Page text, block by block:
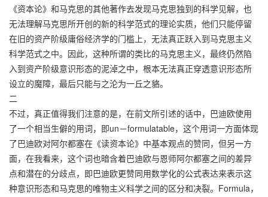
《资本论》和马克思的其他著作去发现马克思独到的科学见解，也
无法理解马克思所开创的新的科学范式的理论实质，他们只能停留
在旧的资产阶级庸俗经济学的门槛上，无法真正跃入到马克思主义
科学范式之中。因此，这种所谓的类比的马克思主义，最终仍然陷
入到资产阶级意识形态的泥淖之中，根本无法真正穿透意识形态所
设立的魔障，最后只能与之沦为一丘之貉。
二
不过，真正值得我们注意的是，在前文所引述的话中，巴迪欧使用
了一个相当生僻的用词，即un－formulatable，这个用词一方面体现
了巴迪欧对阿尔都塞在《读资本论》中基本观点的赞同，但另一方
面，在我看来，这个词也暗含着巴迪欧与恩师阿尔都塞之间的差异
点和潜在的分歧点，即巴迪欧更赞同用数学化的公式表达来表示这
种意识形态和马克思的唯物主义科学之间的区分和决裂。Formula，